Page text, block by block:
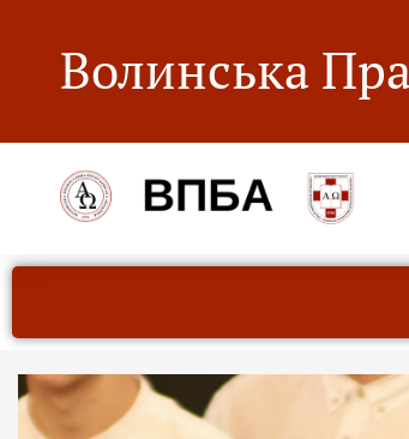
Волинська